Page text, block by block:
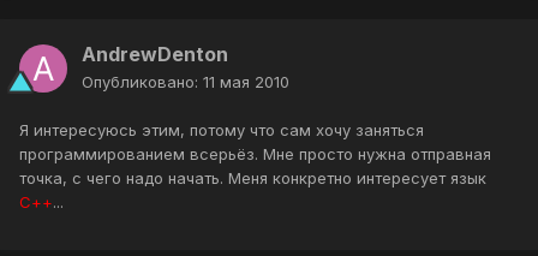
AndrewDenton
Опубликовано: 11 мая 2010
Я интересуюсь этим, потому что сам хочу заняться
программированием всерьёз. Мне просто нужна отправная
точка, с чего надо начать. Меня конкретно интересует язык
С++...